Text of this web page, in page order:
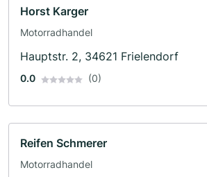
Horst Karger
Motorradhandel
Hauptstr. 2, 34621 Frielendorf
0.0 (0)
Reifen Schmerer
Motorradhandel